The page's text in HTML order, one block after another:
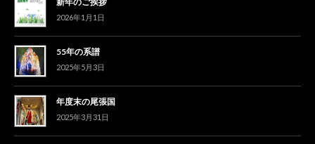
2026年1月1日
55年の系譜
2025年5月3日
年度末の尾張国
2025年3月31日